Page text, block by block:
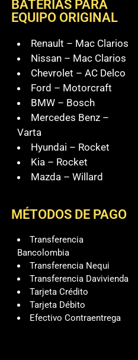
BATERÍAS PARA
EQUIPO ORIGINAL
Renault – Mac Clarios
Nissan – Mac Clarios
Chevrolet – AC Delco
Ford – Motorcraft
BMW – Bosch
Mercedes Benz –
Varta
Hyundai – Rocket
Kia – Rocket
Mazda – Willard
MÉTODOS DE PAGO
Transferencia
Bancolombia
Transferencia Nequi
Transferencia Davivienda
Tarjeta Crédito
Tarjeta Débito
Efectivo Contraentrega